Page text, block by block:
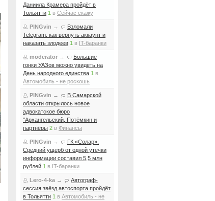
Даниила Крамера пройдёт в
Тольятти 1 в Сейчас скажу
PINGvin →
Взломали
Telegram: как вернуть аккаунт и
наказать злодеев 1 в IT-баранки
moderator →
Большие
гонки УАЗов можно увидеть на
День народного единства 1 в
Автомобиль - не роскошь
PINGvin →
В Самарской
области открылось новое
адвокатское бюро
"Архангельский, Потёмкин и
партнёры 2 в Финансы
PINGvin →
ГК «Солар»:
Средний ущерб от одной утечки
информации составил 5,5 млн
рублей 1 в IT-баранки
Lero-4-ka →
Автограф-
сессия звёзд автоспорта пройдёт
в Тольятти 1 в Автомобиль - не